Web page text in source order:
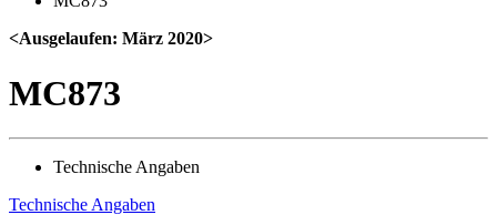
<Ausgelaufen: März 2020>
MC873
Technische Angaben
Technische Angaben